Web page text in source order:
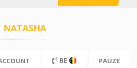
NATASHA
BE PAUZE